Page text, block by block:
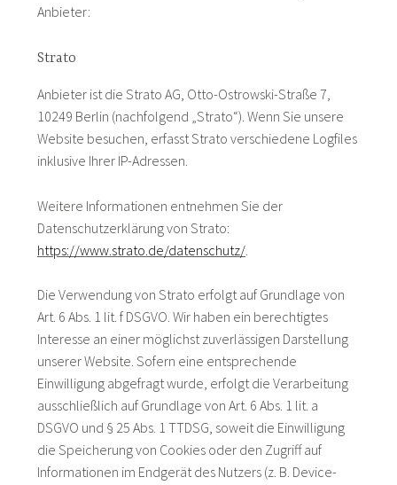
Anbieter:
Strato
Anbieter ist die Strato AG, Otto-Ostrowski-Straße 7,
10249 Berlin (nachfolgend „Strato“). Wenn Sie unsere
Website besuchen, erfasst Strato verschiedene Logfiles
inklusive Ihrer IP-Adressen.
Weitere Informationen entnehmen Sie der
Datenschutzerklärung von Strato:
https://www.strato.de/datenschutz/.
Die Verwendung von Strato erfolgt auf Grundlage von
Art. 6 Abs. 1 lit. f DSGVO. Wir haben ein berechtigtes
Interesse an einer möglichst zuverlässigen Darstellung
unserer Website. Sofern eine entsprechende
Einwilligung abgefragt wurde, erfolgt die Verarbeitung
ausschließlich auf Grundlage von Art. 6 Abs. 1 lit. a
DSGVO und § 25 Abs. 1 TTDSG, soweit die Einwilligung
die Speicherung von Cookies oder den Zugriff auf
Informationen im Endgerät des Nutzers (z. B. Device-